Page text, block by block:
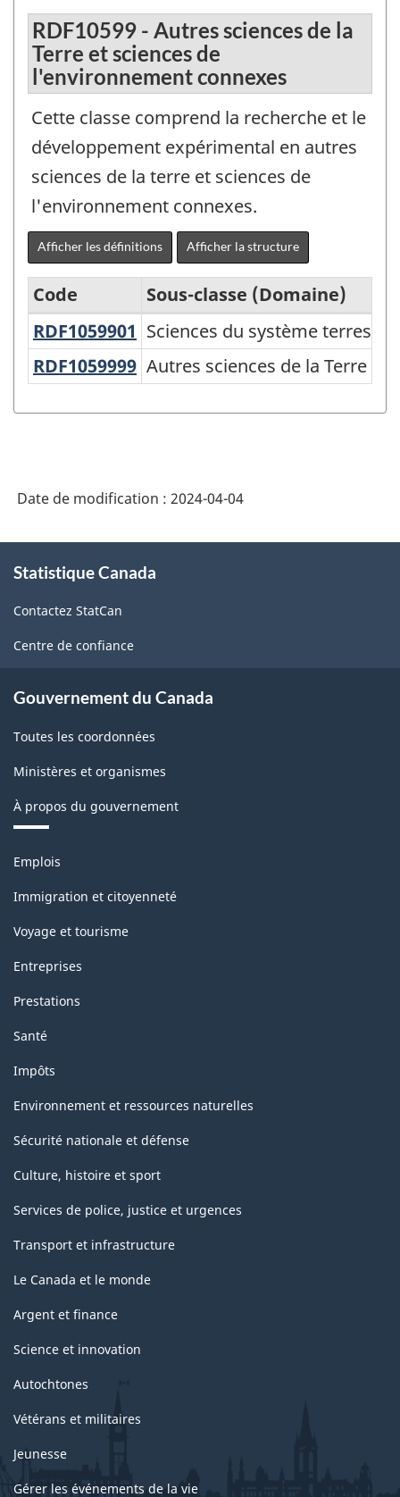
RDF10599 - Autres sciences de la
Terre et sciences de
l'environnement connexes
Cette classe comprend la recherche et le
développement expérimental en autres
sciences de la terre et sciences de
l'environnement connexes.
Afficher les définitions Afficher la structure
Classification
Canadienne
Développement
(CCRD)
2020
version
-
Domaine
recherche
(DDR)
-
Structure
de
la
classification
Code
Sous-classe (Domaine)
RDF1059901 Sciences du système
Sciences du système terrestre
RDF1059999 Autres sciences de la Terre
Autres sciences de la Terre
Date de modification : 2024-04-04
propos
ce
site
Statistique Canada
Contactez StatCan
Centre de confiance
Gouvernement du Canada
Toutes les coordonnées
Ministères et organismes
À propos du gouvernement
Thèmes
sujets
Emplois
Immigration et citoyenneté
Voyage et tourisme
Entreprises
Prestations
Santé
Impôts
Environnement et ressources naturelles
Sécurité nationale et défense
Culture, histoire et sport
Services de police, justice et urgences
Transport et infrastructure
Le Canada et le monde
Argent et finance
Science et innovation
Autochtones
Vétérans et militaires
Jeunesse
Gérer les événements de la vie